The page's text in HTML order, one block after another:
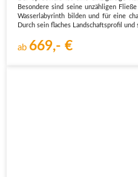
Besondere sind seine unzähligen
Wasserlabyrinth bilden und für eine
Durch sein flaches Landschaftsprofil
ab 669,- €